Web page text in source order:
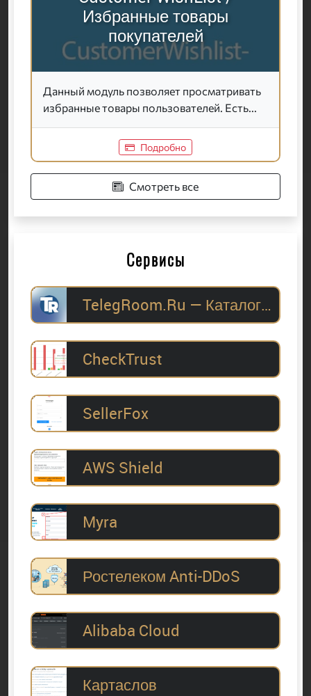
Избранные товары
покупателей
Данный модуль позволяет просматривать
избранные товары пользователей. Есть...
Подробно
Смотреть все
Сервисы
TelegRoom.Ru — Каталог Telegram-каналов для
CheckTrust
SellerFox
AWS Shield
Myra
Ростелеком Anti-DDoS
Alibaba Cloud
Картаслов